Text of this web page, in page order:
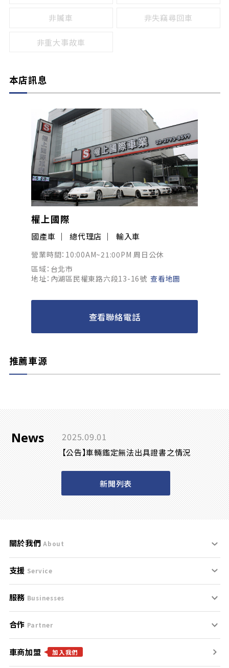
非贓車 非失竊尋回車
非重大事故車
本店訊息
權上國際
國產車 總代理店 輸入車
營業時間：10:00AM~21:00PM 周日公休
區域：台北市
地址：內湖區民權東路六段13-16號 查看地圖
查看聯絡電話
推薦車源
News 2025.09.01
【公告】車輛鑑定無法出具證書之情況
新聞列表
關於我們 About
刊登規範
服務條款
免責聲明
隱私權政策
支援 Service
支援中心
聯絡我們
服務 Businesses
什麼是Goo鑑定？
找好車
合作 Partner
合作夥伴
車商加盟 加入我們